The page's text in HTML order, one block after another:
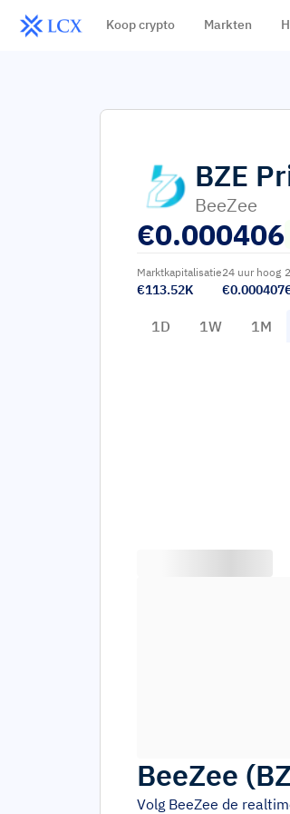
Koop crypto Markten
BZE
BeeZee
€0.000406
Marktkapitalisatie
€113.52K
24 uur hoog
€0.000407
1D 1W 1M
BeeZee (
Volg BeeZee de